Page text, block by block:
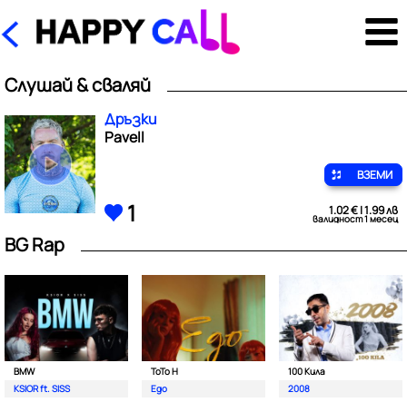
Слушай & сваляй
Дръзки
Pavell
ВЗЕМИ
1 1.02 € | 1.99 лв
валидност 1 месец
BG Rap
BMW
KSIOR ft. SISS
ToTo H
Ego
100 Кила
2008